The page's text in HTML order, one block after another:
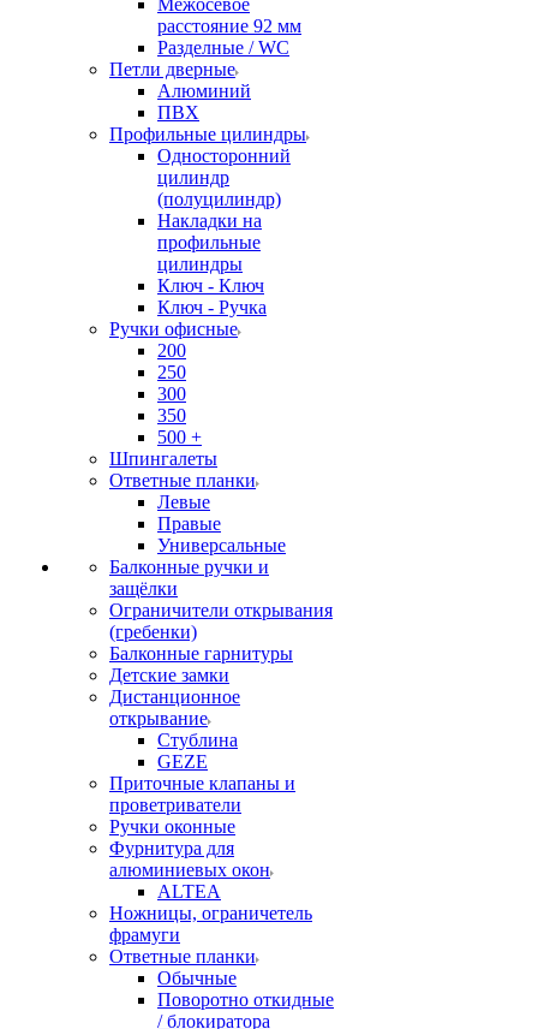
Межосевое
расстояние 92 мм
Разделные / WC
Петли дверные
Алюминий
ПВХ
Профильные цилиндры
Односторонний
цилиндр
(полуцилиндр)
Накладки на
профильные
цилиндры
Ключ - Ключ
Ключ - Ручка
Ручки офисные
200
250
300
350
500 +
Шпингалеты
Ответные планки
Левые
Правые
Универсальные
Балконные ручки и
защёлки
Ограничители открывания
(гребенки)
Балконные гарнитуры
Детские замки
Дистанционное
открывание
Стублина
GEZE
Приточные клапаны и
проветриватели
Ручки оконные
Фурнитура для
алюминиевых окон
ALTEA
Ножницы, ограничетель
фрамуги
Ответные планки
Обычные
Поворотно откидные
/ блокиратора